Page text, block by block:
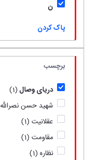
ن
پاک کردن
برچسب
دریای وصال (1)
شهید حسن نصرالله
عقلانیت (1)
مقاومت (1)
نظاره (1)